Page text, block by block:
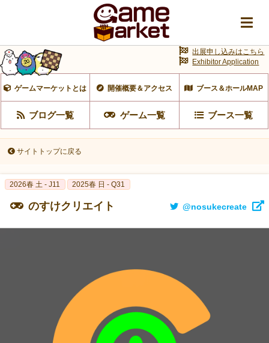
ゲームマーケットとは 開催概要＆アクセス ブース＆ホールMAP
ブログ一覧 ゲーム一覧 ブース一覧
出展申し込みはこちら
Exhibitor Application
サイトトップに戻る
2026春 土 - J11 2025春 日 - Q31
のすけクリエイト @nosukecreate